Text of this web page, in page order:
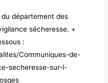
du département des
sécheresse. +
:
Communiques-de-
secheresse-sur-l-